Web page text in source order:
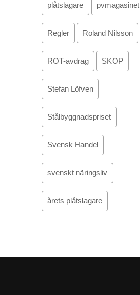
plåtslagare pvmagasinet
Regler Roland Nilsson
ROT-avdrag SKOP
Stefan Löfven
Stålbyggnadspriset
Svensk Handel
svenskt näringsliv
årets plåtslagare